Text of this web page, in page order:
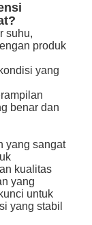
suhu,
produk
yang
benar dan
yang sangat
kualitas
yang
untuk
yang stabil